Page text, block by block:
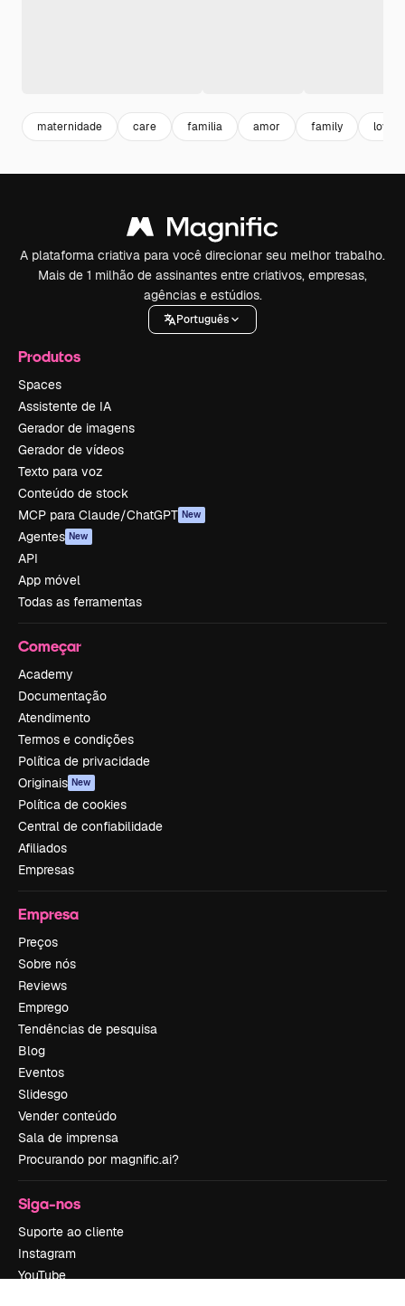
maternidade care familia amor family love
A plataforma criativa para você direcionar seu melhor trabalho.
Mais de 1 milhão de assinantes entre criativos, empresas,
agências e estúdios.
Português
Produtos
Spaces
Assistente de IA
Gerador de imagens
Gerador de vídeos
Texto para voz
Conteúdo de stock
MCP para Claude/ChatGPT New
Agentes New
API
App móvel
Todas as ferramentas
Começar
Academy
Documentação
Atendimento
Termos e condições
Política de privacidade
Originais New
Política de cookies
Central de confiabilidade
Afiliados
Empresas
Empresa
Preços
Sobre nós
Reviews
Emprego
Tendências de pesquisa
Blog
Eventos
Slidesgo
Vender conteúdo
Sala de imprensa
Procurando por magnific.ai?
Siga-nos
Suporte ao cliente
Instagram
YouTube